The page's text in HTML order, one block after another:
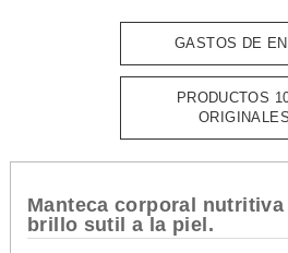
GASTOS DE
PRODUCTOS
ORIGINALES
Manteca corporal
brillo sutil a la piel.